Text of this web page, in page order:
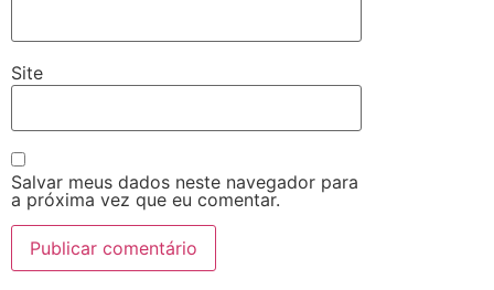
Site
Salvar meus dados neste navegador para
a próxima vez que eu comentar.